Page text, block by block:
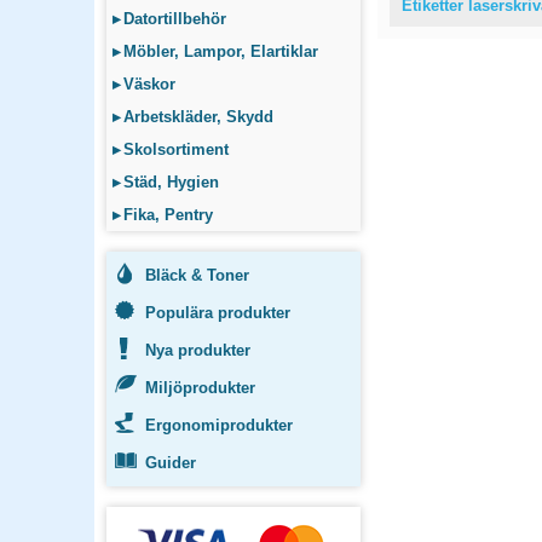
▸ Datortillbehör
▸ Möbler, Lampor, Elartiklar
▸Väskor
▸Arbetskläder, Skydd
▸Skolsortiment
▸Städ, Hygien
▸ Fika, Pentry
Bläck & Toner
Populära produkter
Nya produkter
Miljöprodukter
Ergonomiprodukter
Guider
Etiketter